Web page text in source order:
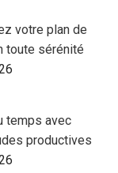
votre plan de
toute sérénité
temps avec
productives